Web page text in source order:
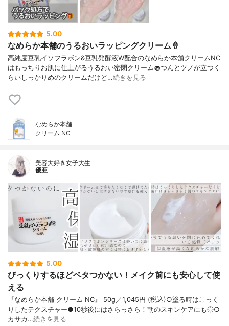
5.00
なめらか本舗のうるおいラッピングクリーム🍦
高純度豆乳イソフラボン&豆乳発酵液W配合のなめらか本舗クリームNC
はもっちりお肌に仕上がるうるおい密閉クリーム🧁つんとツノが立つく
らいしっかりめのクリームだけど…続きを見る
なめらか本舗
クリーム NC
美容大好き女子大生
優亜
5.00
びっくりするほどベタつかない！メイク前にも安心して使
える
『なめらか本舗 クリーム NC』 50g／1,045円 (税込)○塗る時はこっく
りしたテクスチャー●10秒後にはさらっさら！朝のスキンケアにも◎○
カサカ…続きを見る